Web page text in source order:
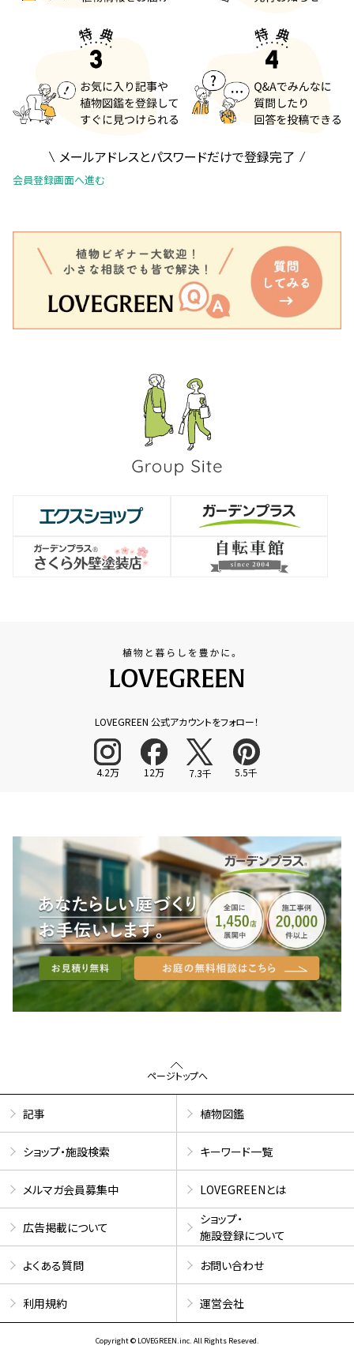
メールアドレスとパスワードだけで登録完了
会員登録画面へ進む
LOVEGREEN 公式アカウントをフォロー！
4.2万 12万 7.3千 5.5千
ページトップへ
記事 植物図鑑
ショップ・施設検索 キーワード一覧
メルマガ会員募集中 LOVEGREENとは
広告掲載について
ショップ・
施設登録について
よくある質問
お問い合わせ
利用規約 運営会社
Copyright © LOVEGREEN.inc. All Rights Reseved.